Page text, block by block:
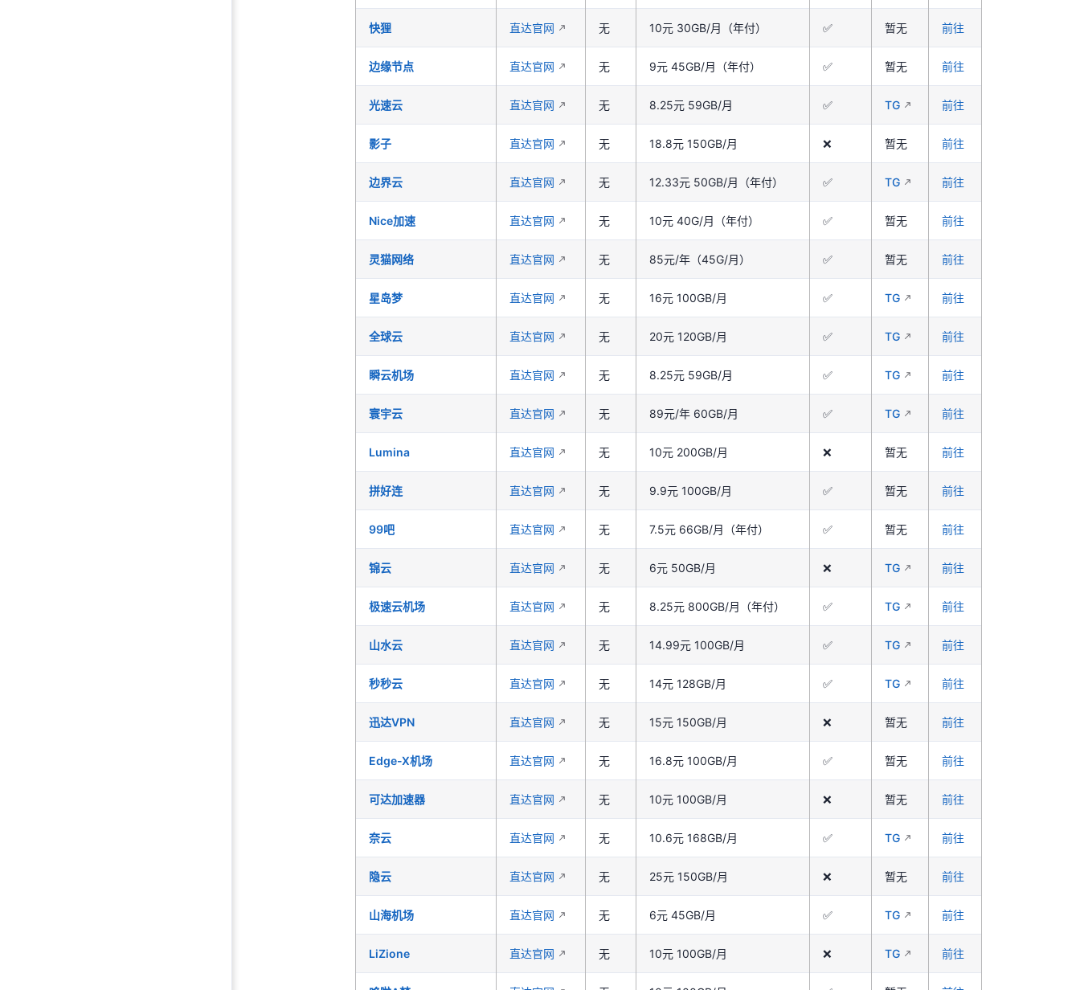
快狸 直达官网 无 10元 30GB/月（年付） ✅ 暂无 前往
边缘节点 直达官网 无 9元 45GB/月（年付） ✅ 暂无 前往
光速云 直达官网 无 8.25元 59GB/月 ✅ TG 前往
影子 直达官网 无 18.8元 150GB/月 ❌ 暂无 前往
边界云 直达官网 无 12.33元 50GB/月（年付） ✅ TG 前往
Nice加速 直达官网 无 10元 40G/月（年付） ✅ 暂无 前往
灵猫网络 直达官网 无 85元/年（45G/月） ✅ 暂无 前往
星岛梦 直达官网 无 16元 100GB/月 ✅ TG 前往
全球云 直达官网 无 20元 120GB/月 ✅ TG 前往
瞬云机场 直达官网 无 8.25元 59GB/月 ✅ TG 前往
寰宇云 直达官网 无 89元/年 60GB/月 ✅ TG 前往
Lumina 直达官网 无 10元 200GB/月 ❌ 暂无 前往
拼好连 直达官网 无 9.9元 100GB/月 ✅ 暂无 前往
99吧 直达官网 无 7.5元 66GB/月（年付） ✅ 暂无 前往
锦云 直达官网 无 6元 50GB/月 ❌ TG 前往
极速云机场 直达官网 无 8.25元 800GB/月（年付） ✅ TG 前往
山水云 直达官网 无 14.99元 100GB/月 ✅ TG 前往
秒秒云 直达官网 无 14元 128GB/月 ✅ TG 前往
迅达VPN 直达官网 无 15元 150GB/月 ❌ 暂无 前往
Edge-X机场 直达官网 无 16.8元 100GB/月 ✅ 暂无 前往
可达加速器 直达官网 无 10元 100GB/月 ❌ 暂无 前往
奈云 直达官网 无 10.6元 168GB/月 ✅ TG 前往
隐云 直达官网 无 25元 150GB/月 ❌ 暂无 前往
山海机场 直达官网 无 6元 45GB/月 ✅ TG 前往
LiZione 直达官网 无 10元 100GB/月 ❌ TG 前往